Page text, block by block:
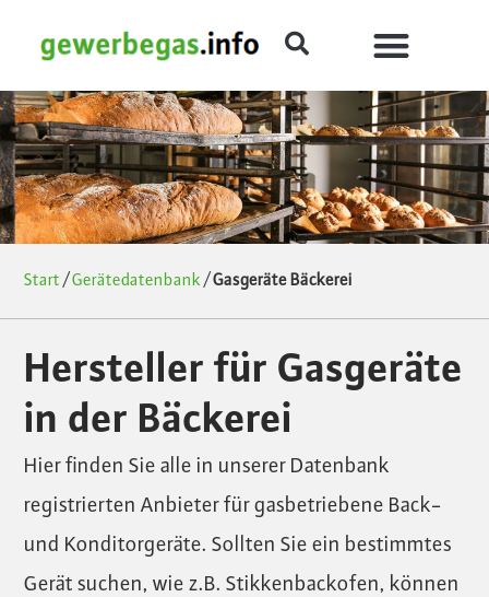
Start /Gerätedatenbank /Gasgeräte Bäckerei
Hersteller für Gasgeräte
in der Bäckerei
Hier finden Sie alle in unserer Datenbank
registrierten Anbieter für gasbetriebene Back-
und Konditorgeräte. Sollten Sie ein bestimmtes
Gerät suchen, wie z.B. Stikkenbackofen, können